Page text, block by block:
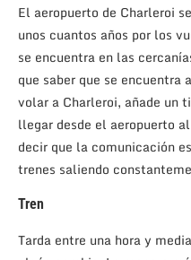
El aeropuerto de Charleroi
unos cuantos años por los
se encuentra en las
que saber que se encuentra a
volar a Charleroi, añade un
llegar desde el aeropuerto
decir que la comunicación
trenes saliendo
Tren
Tarda entre una hora y